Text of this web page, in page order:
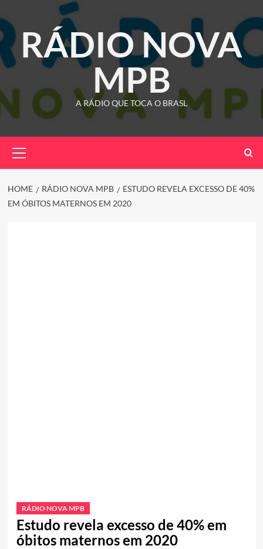
to
contentRÁDIO NOVA
MPB
A RÁDIO QUE TOCA O BRASL
Menu
HOME RÁDIO NOVA MPB
ESTUDO REVELA EXCESSO DE 40%
EM ÓBITOS MATERNOS EM 2020
RÁDIO NOVA MPB
Estudo revela excesso de 40% em
óbitos maternos em 2020